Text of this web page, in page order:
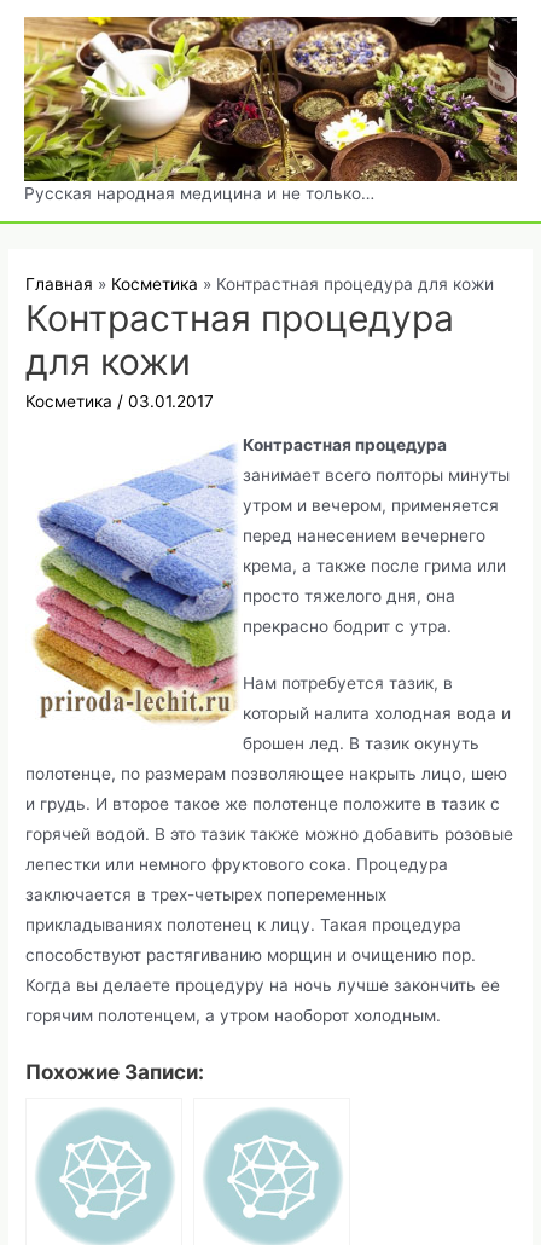
Перейти
содержимому
Русская народная медицина и не только…
Главная Косметика Контрастная процедура для кожи
Контрастная процедура
для кожи
Косметика /03.01.2017
Контрастная процедура
занимает всего полторы минуты
утром и вечером, применяется
перед нанесением вечернего
крема, а также после грима или
просто тяжелого дня, она
прекрасно бодрит с утра.
Нам потребуется тазик, в
который налита холодная вода и
брошен лед. В тазик окунуть
полотенце, по размерам позволяющее накрыть лицо, шею
и грудь. И второе такое же полотенце положите в тазик с
горячей водой. В это тазик также можно добавить розовые
лепестки или немного фруктового сока. Процедура
заключается в трех-четырех попеременных
прикладываниях полотенец к лицу. Такая процедура
способствуют растягиванию морщин и очищению пор.
Когда вы делаете процедуру на ночь лучше закончить ее
горячим полотенцем, а утром наоборот холодным.
Похожие Записи: